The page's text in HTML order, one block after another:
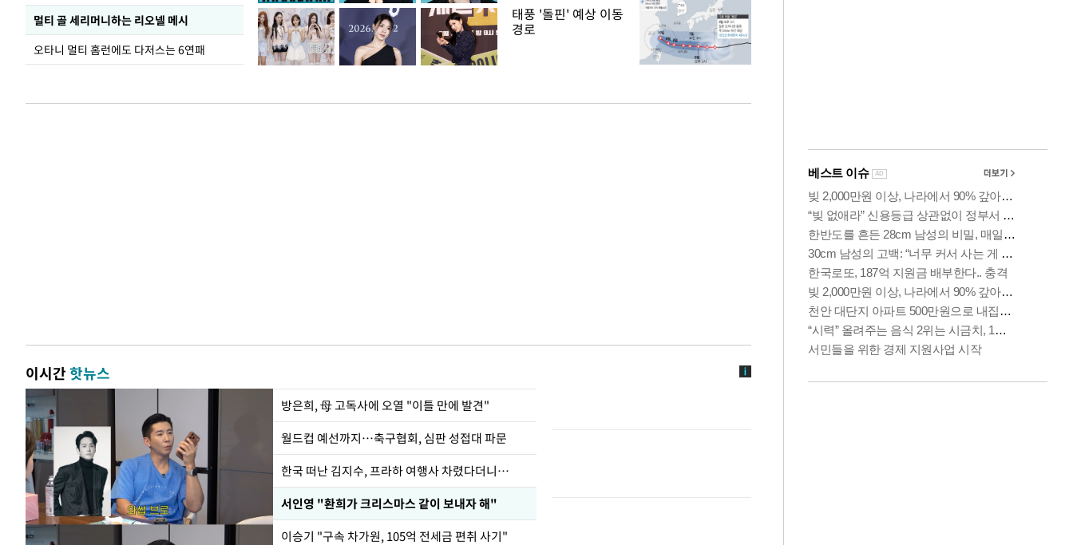
멀티 골 세리머니하는 리오넬 메시
오타니 멀티 홈런에도 다저스는 6연패
태풍 '돌핀' 예상 이동
경로
이시간핫뉴스
방은희, 母 고독사에 오열 "이틀 만에 발견"
월드컵 예선까지…축구협회, 심판 성접대 파문
한국 떠난 김지수, 프라하 여행사 차렸다더니…
서인영 "환희가 크리스마스 같이 보내자 해"
이승기 "구속 차가원, 105억 전세금 편취 사기"